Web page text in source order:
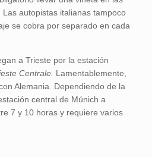
autopistas italianas tampoco
se cobra por separado en cada
a Trieste por la estación
Centrale. Lamentablemente,
Alemania. Dependiendo de la
central de Múnich a
7 y 10 horas y requiere varios